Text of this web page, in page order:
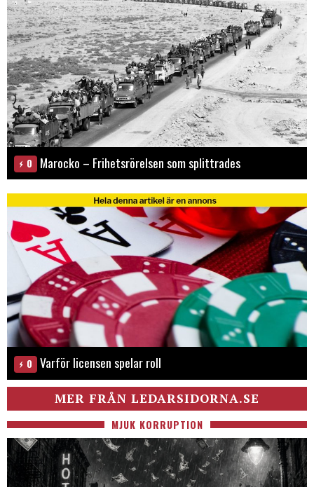
0 Marocko – Frihetsrörelsen som splittrades
0 Varför licensen spelar roll
MER FRÅN LEDARSIDORNA.SE
MJUK KORRUPTION